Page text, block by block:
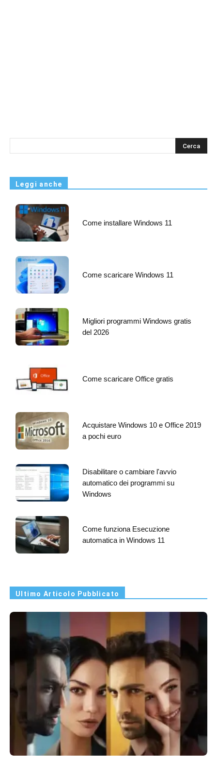
s
Leggi anche
Come installare Windows 11
Come scaricare Windows 11
Migliori programmi Windows gratis
del 2026
Come scaricare Office gratis
Acquistare Windows 10 e Office 2019
a pochi euro
Disabilitare o cambiare l'avvio
automatico dei programmi su
Windows
Come funziona Esecuzione
automatica in Windows 11
Ultimo Articolo Pubblicato